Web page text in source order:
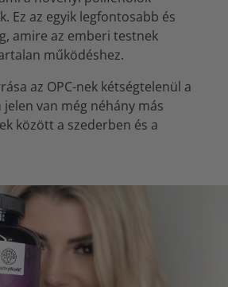
Ez az egyik legfontosabb és
amire az emberi testnek
működéshez.
az OPC-nek kétségtelenül a
van még néhány más
között a szederben és a